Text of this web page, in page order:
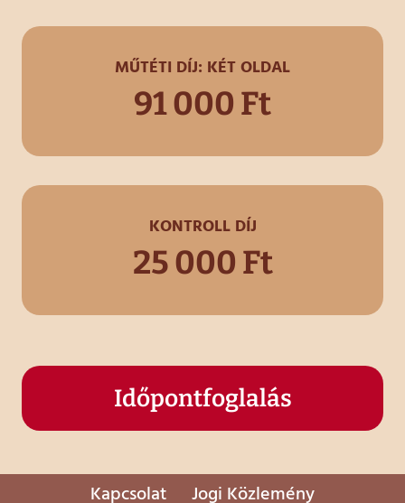
MŰTÉTI DÍJ: KÉT OLDAL
91 000 Ft
KONTROLL DÍJ
25 000 Ft
Időpontfoglalás
Kapcsolat Jogi Közlemény